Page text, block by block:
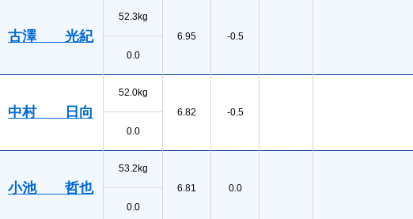
古澤 光紀
52.3kg
6.95
-0.5
0.0
中村 日向
52.0kg
6.82
-0.5
0.0
小池 哲也
53.2kg
6.81
0.0
0.0